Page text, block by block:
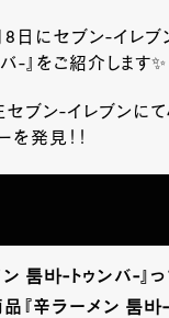
8日にセブン-イレ
-』をご紹介します✨
セブン-イレブンに
を発見！！
ン 툼바-トゥンバ-』
品『辛ラーメン 툼바-